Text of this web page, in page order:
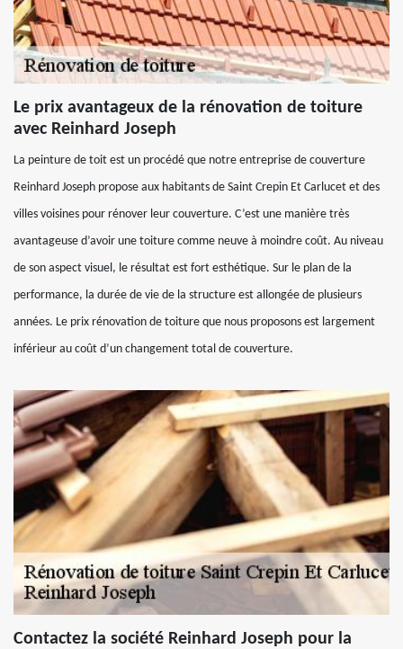
Le prix avantageux de la rénovation de toiture
avec Reinhard Joseph
La peinture de toit est un procédé que notre entreprise de couverture
Reinhard Joseph propose aux habitants de Saint Crepin Et Carlucet et des
villes voisines pour rénover leur couverture. C’est une manière très
avantageuse d’avoir une toiture comme neuve à moindre coût. Au niveau
de son aspect visuel, le résultat est fort esthétique. Sur le plan de la
performance, la durée de vie de la structure est allongée de plusieurs
années. Le prix rénovation de toiture que nous proposons est largement
inférieur au coût d’un changement total de couverture.
Contactez la société Reinhard Joseph pour la